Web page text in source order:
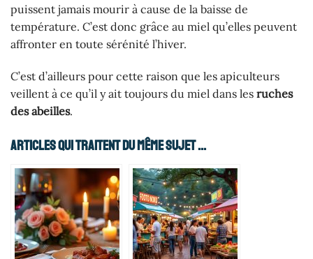
puissent jamais mourir à cause de la baisse de
température. C’est donc grâce au miel qu’elles peuvent
affronter en toute sérénité l’hiver.
C’est d’ailleurs pour cette raison que les apiculteurs
veillent à ce qu’il y ait toujours du miel dans les ruches
des abeilles.
Articles Qui Traitent Du Même Sujet ...